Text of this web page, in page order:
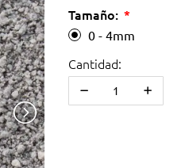
Tamaño:
0 - 4mm
Cantidad: